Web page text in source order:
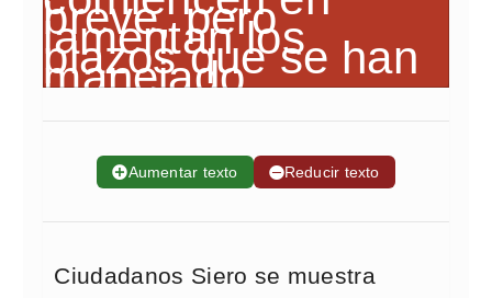
➕Aumentar texto ➖Reducir texto
Ciudadanos Siero se muestra